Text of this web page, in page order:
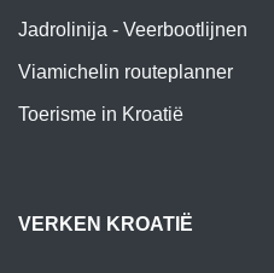
Jadrolinija - Veerbootlijnen
Viamichelin routeplanner
Toerisme in Kroatië
VERKEN KROATIË